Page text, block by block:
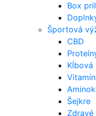
Box
Športová
CBD
Kĺbová
Šejkre